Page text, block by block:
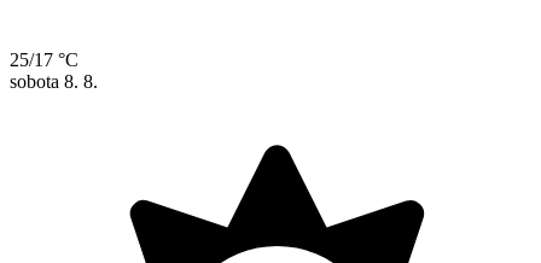
25/17 °C
sobota 8. 8.